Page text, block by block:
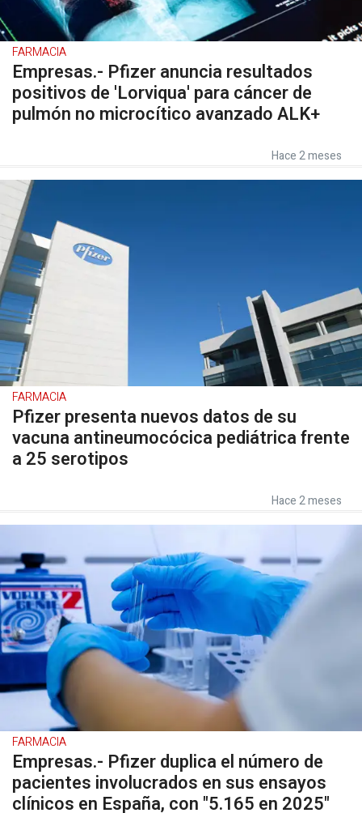
FARMACIA
Empresas.- Pfizer anuncia resultados
positivos de 'Lorviqua' para cáncer de
pulmón no microcítico avanzado ALK+
Hace 2 meses
FARMACIA
Pfizer presenta nuevos datos de su
vacuna antineumocócica pediátrica frente
a 25 serotipos
Hace 2 meses
FARMACIA
Empresas.- Pfizer duplica el número de
pacientes involucrados en sus ensayos
clínicos en España, con "5.165 en 2025"